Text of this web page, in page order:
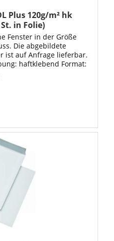
Plus 120g/m² hk
in Folie)
Fenster in der Größe
Die abgebildete
ist auf Anfrage lieferbar.
haftklebend Format: